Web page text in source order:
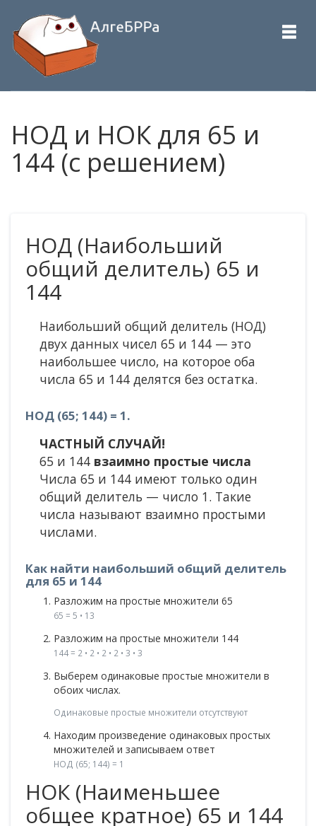
НОД и НОК для 65 и
144 (с решением)
НОД (Наибольший
общий делитель) 65 и
144
Наибольший общий делитель (НОД)
двух данных чисел 65 и 144 — это
наибольшее число, на которое оба
числа 65 и 144 делятся без остатка.
НОД (65; 144) = 1.
ЧАСТНЫЙ СЛУЧАЙ!
65 и 144 взаимно простые числа
Числа 65 и 144 имеют только один
общий делитель — число 1. Такие
числа называют взаимно простыми
числами.
Как найти наибольший общий делитель
для 65 и 144
Разложим на простые множители 65
65 = 5 • 13
Разложим на простые множители 144
144 = 2 • 2 • 2 • 2 • 3 • 3
Выберем одинаковые простые множители в
обоих числах.
Одинаковые простые множители отсутствуют
Находим произведение одинаковых простых
множителей и записываем ответ
НОД (65; 144) = 1
НОК (Наименьшее
общее кратное) 65 и 144